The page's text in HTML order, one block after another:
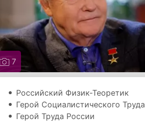
7
Российский Физик-Теоретик
Герой Социалистического Труда
Герой Труда России